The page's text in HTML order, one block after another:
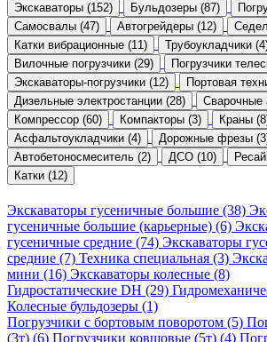
Экскаваторы (152)
Бульдозеры (87)
Самосвалы (47)
Автогрейдеры (12)
Катки вибрационные (11)
Трубоукладчики
Вилочные погрузчики (29)
Погрузчики
Экскаваторы-погрузчики (12)
Портовая
Дизельные электростанции (28)
Сварочные
Компрессор (60)
Компакторы (3)
Краны
Асфальтоукладчики (4)
Дорожные фрезы
Автобетоносмеситель (2)
ДСО (10)
Катки (12)
Экскаваторы гусеничные большие (38)
гусеничные большие (карьерные) (6)
гусеничные средние (74) Экскаваторы
средние (7) Техника специальная (3)
мини (16) Экскаваторы колесные (8)
Гидростатические DH (29)
Колесные бульдозеры (1)
Погрузчики с бортовым поворотом (5)
(3т) (6) Погрузчики ковшовые (5т) (4)